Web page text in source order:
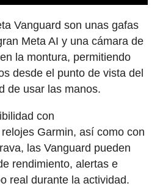
Vanguard son unas gafas
Meta AI y una cámara de
la montura, permitiendo
desde el punto de vista del
de usar las manos.
con
Garmin, así como con
las Vanguard pueden
rendimiento, alertas e
real durante la actividad.